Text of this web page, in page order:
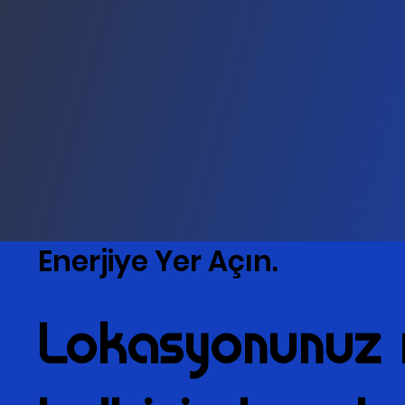
Enerjiye Yer Açın.
Enerjiye Yer Açın.
Lokasyonunuz